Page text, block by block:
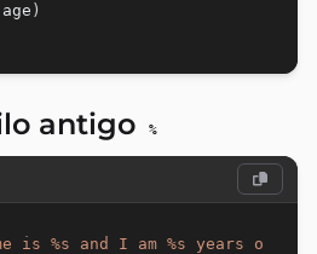
age )
antigo %
is %s and I am %s years o